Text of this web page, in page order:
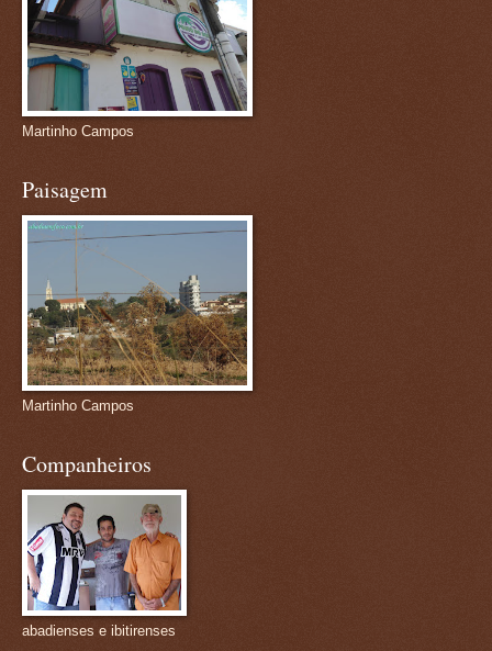
Martinho Campos
Paisagem
Martinho Campos
Companheiros
abadienses e ibitirenses